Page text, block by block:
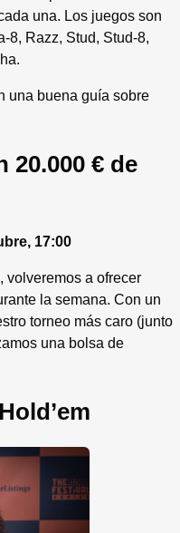
una. Los juegos son
8, Razz, Stud, Stud-8,
una buena guía sobre
20.000 € de
17:00
volveremos a ofrecer
la semana. Con un
torneo más caro (junto
una bolsa de